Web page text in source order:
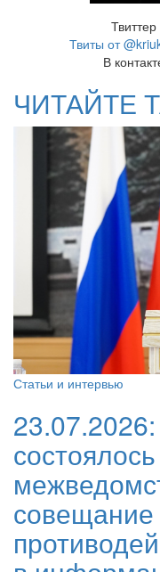
Твиттер
Твиты от
В
ЧИТАЙТЕ
Статьи и интервью
23.07.2026:
состоялось